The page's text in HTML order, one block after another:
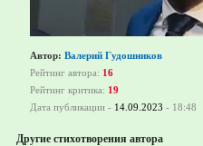
Автор: Валерий Гудошников
Рейтинг автора: 16
Рейтинг критика: 19
Дата публикации - 14.09.2023 - 18:48
Другие стихотворения автора